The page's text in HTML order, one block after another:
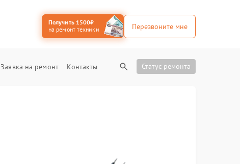
Получить 1500₽
на ремонт техники
Перезвоните мне
Заявка на ремонт Контакты Статус ремонта